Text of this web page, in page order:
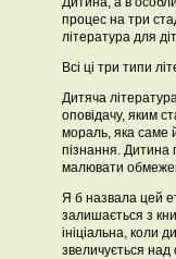
процес на три
література для
Всі ці три типи
Дитяча
оповідачу, яким
мораль, яка саме
пізнання. Дитина
малювати
Я б назвала цей
залишається з
ініціальна, коли
звеличується